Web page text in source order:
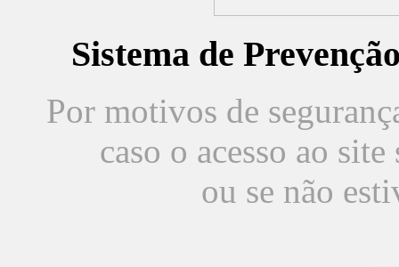
Sistema de
Por motivos de
caso o acesso ao
ou se não